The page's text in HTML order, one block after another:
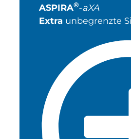
ASPIRA®-aXA
Extra unbegrenzte